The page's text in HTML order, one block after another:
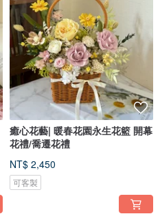
癒心花藝| 暖春花園永生花籃 開幕
花禮/喬遷花禮
NT$ 2,450
可客製